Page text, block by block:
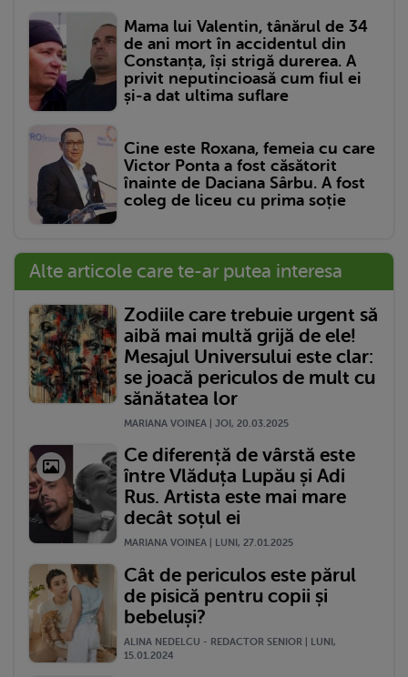
Mama lui Valentin, tânărul de 34
de ani mort în accidentul din
Constanța, își strigă durerea. A
privit neputincioasă cum fiul ei
și-a dat ultima suflare
Cine este Roxana, femeia cu care
Victor Ponta a fost căsătorit
înainte de Daciana Sârbu. A fost
coleg de liceu cu prima soție
Alte articole care te-ar putea interesa
Zodiile care trebuie urgent să
aibă mai multă grijă de ele!
Mesajul Universului este clar:
se joacă periculos de mult cu
sănătatea lor
MARIANA VOINEA | JOI, 20.03.2025
Ce diferență de vârstă este
între Vlăduța Lupău și Adi
Rus. Artista este mai mare
decât soțul ei
MARIANA VOINEA | LUNI, 27.01.2025
Cât de periculos este părul
de pisică pentru copii și
bebeluși?
ALINA NEDELCU - REDACTOR SENIOR | LUNI,
15.01.2024